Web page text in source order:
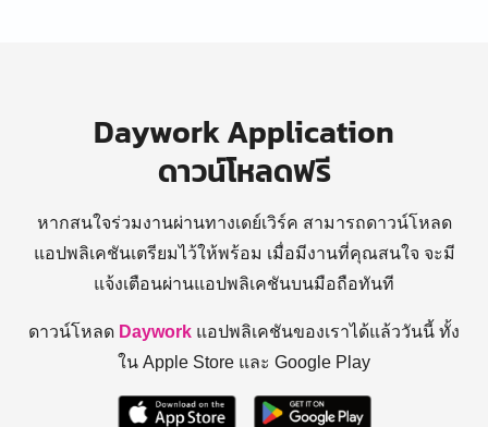
Daywork Application
ดาวน์โหลดฟรี
หากสนใจร่วมงานผ่านทางเดย์เวิร์ค สามารถดาวน์โหลด
แอปพลิเคชันเตรียมไว้ให้พร้อม เมื่อมีงานที่คุณสนใจ จะมี
แจ้งเตือนผ่านแอปพลิเคชันบนมือถือทันที
ดาวน์โหลด Daywork แอปพลิเคชันของเราได้แล้ววันนี้ ทั้ง
ใน Apple Store และ Google Play